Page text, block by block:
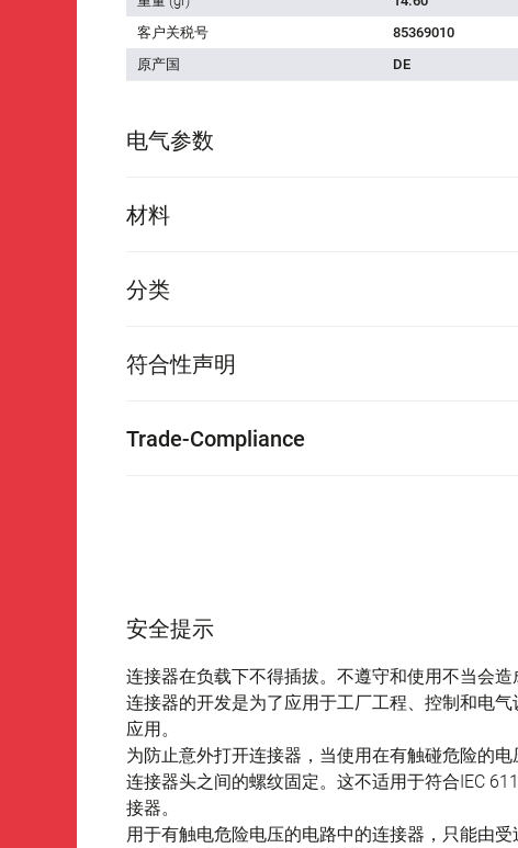
客户关税号
85369010
原产国
DE
电气参数
材料
分类
符合性声明
Trade-Compliance
安全提示
连接器在负载下不得插拔。不遵守和使用不当会造
连接器的开发是为了应用于工厂工程、控制和电
应用。
为防止意外打开连接器，当使用在有触碰危险的
连接器头之间的螺纹固定。这不适用于符合IEC
接器。
用于有触电危险电压的电路中的连接器，只能由